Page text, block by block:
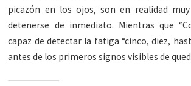
picazón en los ojos, son en realidad
detenerse de inmediato. Mientras que
capaz de detectar la fatiga “cinco, diez,
antes de los primeros signos visibles de